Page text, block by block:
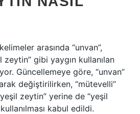
arasında “unvan”,
zeytin” gibi yaygın kullanılan
Güncellemeye göre, “unvan”
değiştirilirken, “mütevelli”
zeytin” yerine de “yeşil
kabul edildi.